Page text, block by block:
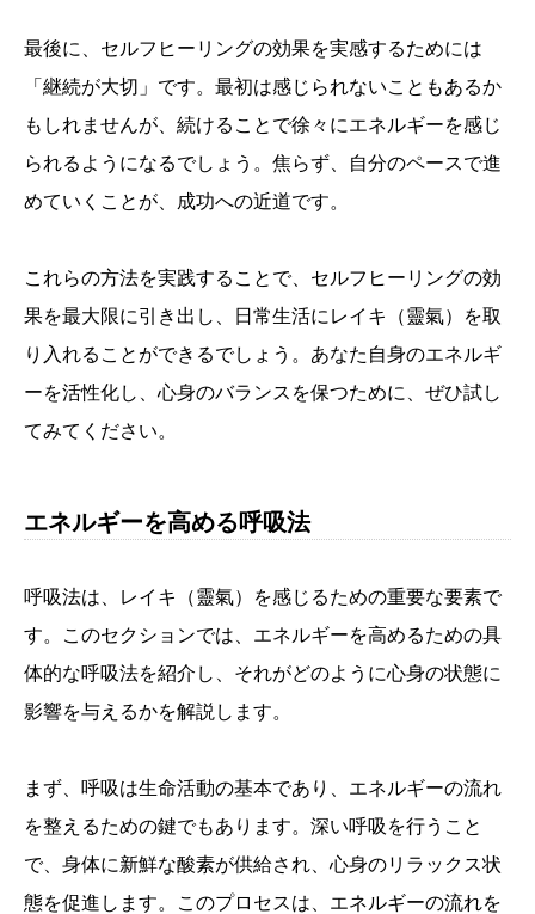
最後に、セルフヒーリングの効果を実感するためには
「継続が大切」です。最初は感じられないこともあるか
もしれませんが、続けることで徐々にエネルギーを感じ
られるようになるでしょう。焦らず、自分のペースで進
めていくことが、成功への近道です。
これらの方法を実践することで、セルフヒーリングの効
果を最大限に引き出し、日常生活にレイキ（靈氣）を取
り入れることができるでしょう。あなた自身のエネルギ
ーを活性化し、心身のバランスを保つために、ぜひ試し
てみてください。
エネルギーを高める呼吸法
呼吸法は、レイキ（靈氣）を感じるための重要な要素で
す。このセクションでは、エネルギーを高めるための具
体的な呼吸法を紹介し、それがどのように心身の状態に
影響を与えるかを解説します。
まず、呼吸は生命活動の基本であり、エネルギーの流れ
を整えるための鍵でもあります。深い呼吸を行うこと
で、身体に新鮮な酸素が供給され、心身のリラックス状
態を促進します。このプロセスは、エネルギーの流れを